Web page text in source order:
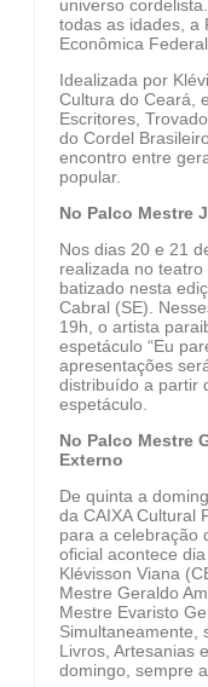
universo
todas as idades, a
Econômica
Idealizada por
Cultura do Ceará,
Escritores,
do Cordel
encontro entre
popular.
No Palco Mestre
Nos dias 20 e 21
realizada no teatro
batizado nesta
Cabral (SE).
19h, o artista
espetáculo “Eu
apresentações
distribuído a partir
espetáculo.
No Palco Mestre
Externo
De quinta a
da CAIXA Cultural
para a celebração
oficial acontece
Klévisson Viana
Mestre Geraldo
Mestre Evaristo
Simultaneamente,
Livros, Artesanias
domingo, sempre